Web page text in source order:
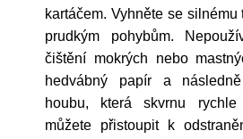
kartáčem. Vyhněte se
prudkým pohybům.
čištění mokrých nebo
hedvábný papír a
houbu, která skvrnu
můžete přistoupit k